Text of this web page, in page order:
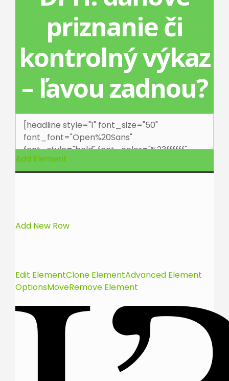
priznanie či
kontrolný výkaz
– ľavou zadnou?
Add Element
Add New Row
Edit ElementClone ElementAdvanced Element
OptionsMoveRemove Element